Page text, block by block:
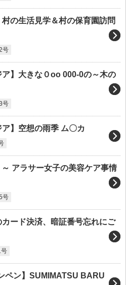
村の生活見学＆村の保育園訪問
号
ア】大きな０oo 000-0の～木の
号
ア】空想の雨季 ム〇カ
アラサー女子の美容ケア事情
号
カード決済、暗証番号忘れにご
ペン】SUMIMATSU BARU